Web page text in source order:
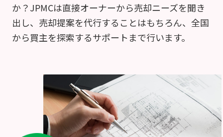
か？JPMCは直接オーナーから売却ニーズを聞き
出し、売却提案を代行することはもちろん、全国
から買主を探索するサポートまで行います。